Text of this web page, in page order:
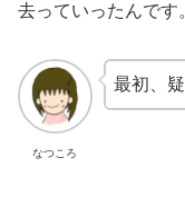
去っていったんです
なつころ
最初、